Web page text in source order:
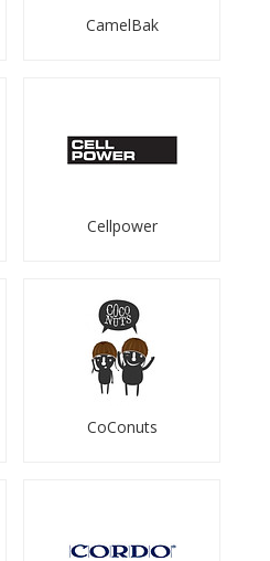
CamelBak
Cellpower
CoConuts